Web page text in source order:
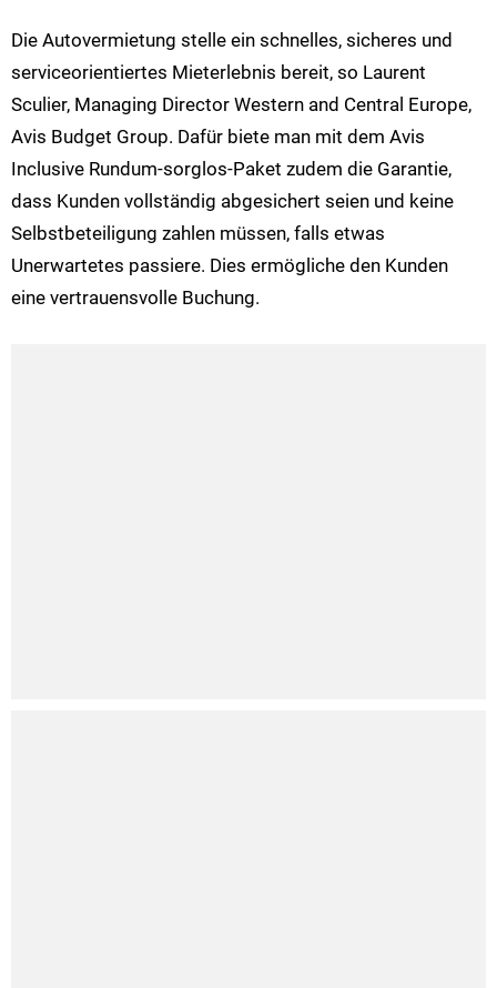
Die Autovermietung stelle ein schnelles, sicheres und
serviceorientiertes Mieterlebnis bereit, so Laurent
Sculier, Managing Director Western and Central Europe,
Avis Budget Group. Dafür biete man mit dem Avis
Inclusive Rundum-sorglos-Paket zudem die Garantie,
dass Kunden vollständig abgesichert seien und keine
Selbstbeteiligung zahlen müssen, falls etwas
Unerwartetes passiere. Dies ermögliche den Kunden
eine vertrauensvolle Buchung.